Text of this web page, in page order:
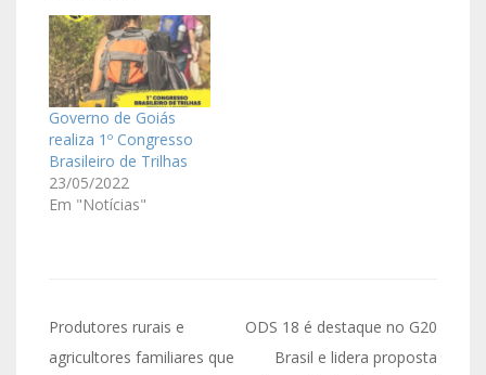
Governo de Goiás
realiza 1º Congresso
Brasileiro de Trilhas
23/05/2022
Em "Notícias"
Produtores rurais e
agricultores familiares que
ODS 18 é destaque no G20
Brasil e lidera proposta